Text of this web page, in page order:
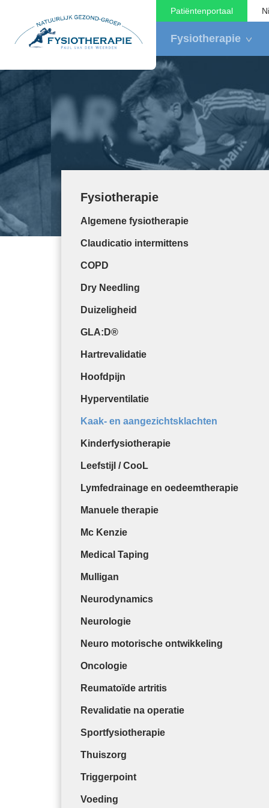
Patiëntenportaal
Fysiotherapie
Fysiotherapie
Algemene fysiotherapie
Claudicatio intermittens
COPD
Dry Needling
Duizeligheid
GLA:D®
Hartrevalidatie
Hoofdpijn
Hyperventilatie
Kaak- en aangezichtsklachten
Kinderfysiotherapie
Leefstijl / CooL
Lymfedrainage en oedeemtherapie
Manuele therapie
Mc Kenzie
Medical Taping
Mulligan
Neurodynamics
Neurologie
Neuro motorische ontwikkeling
Oncologie
Reumatoïde artritis
Revalidatie na operatie
Sportfysiotherapie
Thuiszorg
Triggerpoint
Voeding